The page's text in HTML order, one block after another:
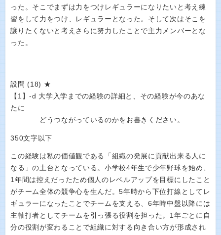
った。そこでまずは力をつけレギュラーになりたいと考え練
習をして力をつけ、レギュラーとなった。そして次はそこを
譲りたくないと考えさらに努力したことで主力メンバーとな
った。
設問 (18) ★
【1】-d 大学入学までの経験の詳細と、その経験が今のあな
たに
どうつながっているのかをお書きください。
350文字以下
この経験は私の価値観である「組織の発展に貢献出来る人に
なる」の土台となっている。小学校4年生で少年野球を始め、
1年間は控えだったため個人のレベルアップを目標にしたこと
がチーム全体の競争心を生んだ。5年時から下位打線としてレ
ギュラーになったことでチームを支える、6年時中盤以降には
主軸打者としてチームを引っ張る役割を担った。1年ごとに自
分の役割が変わることで組織に対する向き合い方が形成され